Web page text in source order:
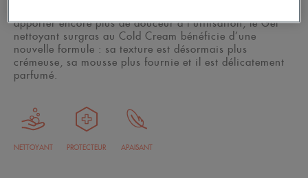
apporter encore plus de douceur à l’utilisation, le Gel
nettoyant surgras au Cold Cream bénéficie d’une
nouvelle formule : sa texture est désormais plus
crémeuse, sa mousse plus fournie et il est délicatement
parfumé.
NETTOYANT PROTECTEUR APAISANT